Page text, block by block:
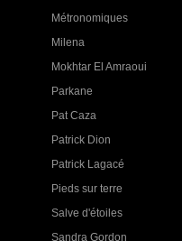
Métronomiques
Milena
Mokhtar El Amraoui
Parkane
Pat Caza
Patrick Dion
Patrick Lagacé
Pieds sur terre
Salve d'étoiles
Sandra Gordon